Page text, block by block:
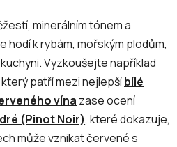
minerálním tónem a
hodí k rybám, mořským plodům,
Vyzkoušejte například
který patří mezi nejlepšíbílé
vína zase ocení
(Pinot Noir), které dokazuje,
může vznikat červené s